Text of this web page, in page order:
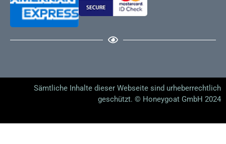
Sämtliche Inhalte dieser Webseite sind urheberrechtlich
geschützt. © Honeygoat GmbH 2024